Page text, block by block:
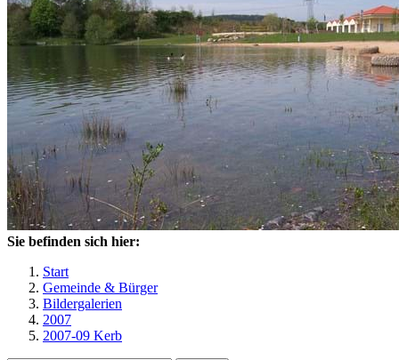
Sie befinden sich hier:
Start
Gemeinde & Bürger
Bildergalerien
2007
2007-09 Kerb